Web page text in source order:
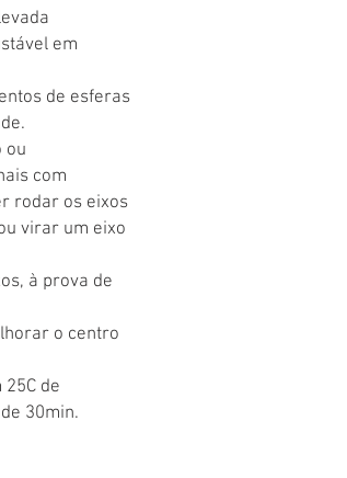
em
de esferas
ou
com
rodar os eixos
virar um eixo
à prova de
o centro
de
30min.